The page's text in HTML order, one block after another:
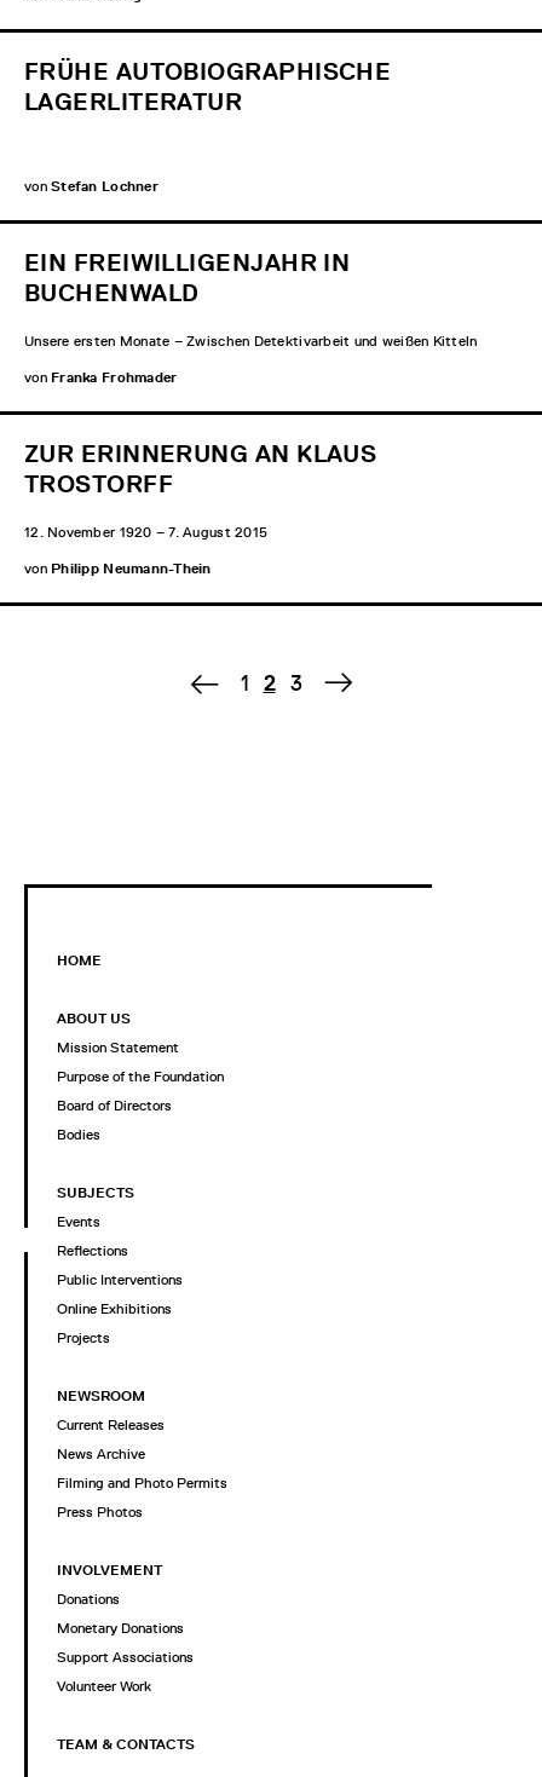
FRÜHE AUTOBIOGRAPHISCHE
LAGERLITERATUR
vonStefan Lochner
EIN FREIWILLIGENJAHR IN
BUCHENWALD
Unsere ersten Monate – Zwischen Detektivarbeit und weißen Kitteln
von Franka Frohmader
ZUR ERINNERUNG AN KLAUS
TROSTORFF
12. November 1920 – 7. August 2015
von Philipp Neumann-Thein
1 2 3
HOME
ABOUT US
Mission Statement
Purpose of the Foundation
Board of Directors
Bodies
SUBJECTS
Events
Reflections
Public Interventions
Online Exhibitions
Projects
NEWSROOM
Current Releases
News Archive
Filming and Photo Permits
Press Photos
INVOLVEMENT
Donations
Monetary Donations
Support Associations
Volunteer Work
TEAM & CONTACTS